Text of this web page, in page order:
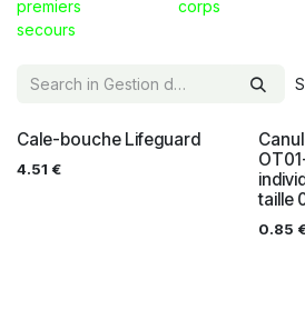
premiers
secours
corps
Cale-bouche Lifeguard
4.51 €
taille
0.85